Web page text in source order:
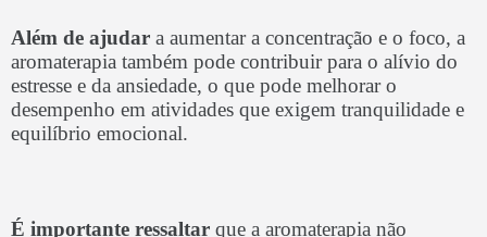
Além de ajudar a aumentar a concentração e o foco, a
aromaterapia também pode contribuir para o alívio do
estresse e da ansiedade, o que pode melhorar o
desempenho em atividades que exigem tranquilidade e
equilíbrio emocional.
É importante ressaltar que a aromaterapia não